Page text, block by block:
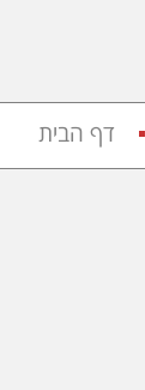
דף הבית